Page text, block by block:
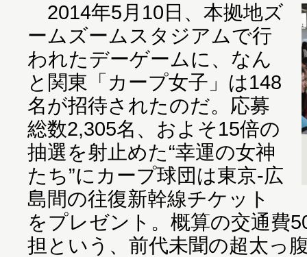
2014年5月10日、本拠地ズ
ームズームスタジアムで行
われたデーゲームに、なん
と関東「カープ女子」は148
名が招待されたのだ。応募
総数2,305名、およそ15倍の
抽選を射止めた“幸運の女神
たち”にカープ球団は東京-広
島間の往復新幹線チケット
をプレゼント。概算の交通費
担という、前代未聞の超太っ